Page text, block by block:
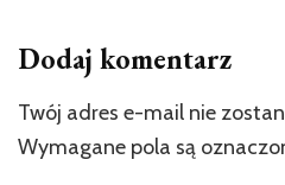
Dodaj komentarz
Twój adres e-mail nie
Wymagane pola są